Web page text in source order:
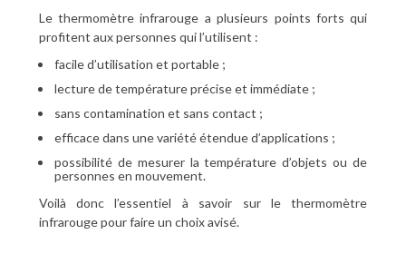
Le thermomètre infrarouge a plusieurs points forts qui
profitent aux personnes qui l’utilisent :
facile d’utilisation et portable ;
lecture de température précise et immédiate ;
sans contamination et sans contact ;
efficace dans une variété étendue d’applications ;
possibilité de mesurer la température d’objets ou de
personnes en mouvement.
Voilà donc l’essentiel à savoir sur le thermomètre
infrarouge pour faire un choix avisé.